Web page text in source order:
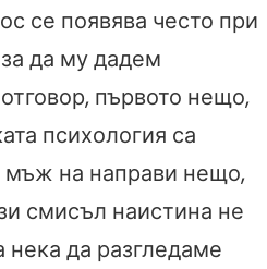
се появява често при
да му дадем
първото нещо,
психология са
мъж на направи нещо,
смисъл наистина не
нека да разгледаме